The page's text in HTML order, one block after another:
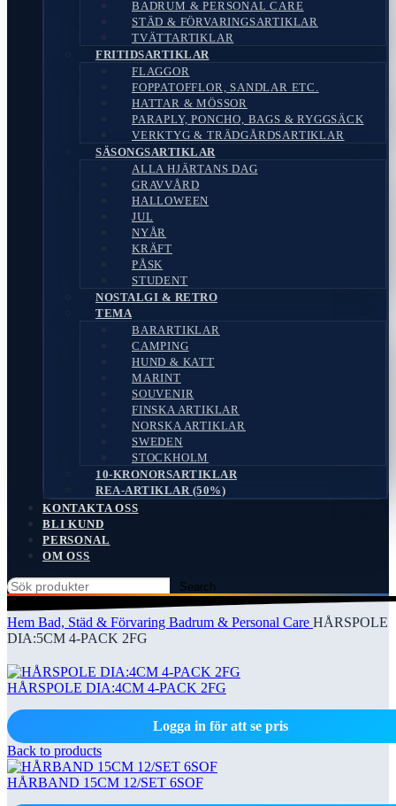
BADRUM & PERSONAL CARE
STÄD & FÖRVARINGSARTIKLAR
TVÄTTARTIKLAR
FRITIDSARTIKLAR
FLAGGOR
FOPPATOFFLOR, SANDLAR ETC.
HATTAR & MÖSSOR
PARAPLY, PONCHO, BAGS & RYGGSÄCK
VERKTYG & TRÄDGÅRDSARTIKLAR
SÄSONGSARTIKLAR
ALLA HJÄRTANS DAG
GRAVVÅRD
HALLOWEEN
JUL
NYÅR
KRÄFT
PÅSK
STUDENT
NOSTALGI & RETRO
TEMA
BARARTIKLAR
CAMPING
HUND & KATT
MARINT
SOUVENIR
FINSKA ARTIKLAR
NORSKA ARTIKLAR
SWEDEN
STOCKHOLM
10-KRONORSARTIKLAR
REA-ARTIKLAR (50%)
KONTAKTA OSS
BLI KUND
PERSONAL
OM OSS
Search
Hem Bad, Städ & Förvaring Badrum & Personal Care HÅRSPOLE
DIA:5CM 4-PACK 2FG
HÅRSPOLE DIA:4CM 4-PACK 2FG
Logga in för att se pris
Back to products
HÅRBAND 15CM 12/SET 6SOF